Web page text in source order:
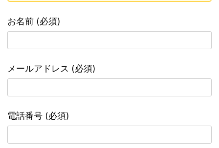
お名前 (必須)
メールアドレス (必須)
電話番号 (必須)